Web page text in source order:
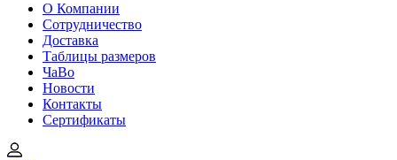
О Компании
Сотрудничество
Доставка
Таблицы размеров
ЧаВо
Новости
Контакты
Сертификаты